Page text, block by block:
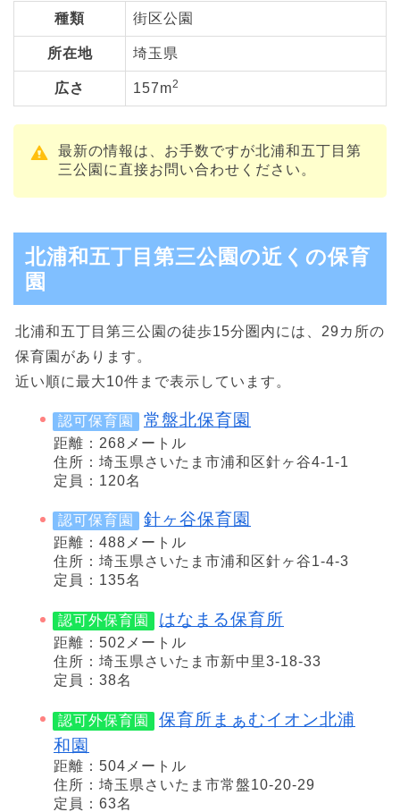
種類 街区公園
所在地 埼玉県
広さ 157m2
最新の情報は、お手数ですが北浦和五丁目第
三公園に直接お問い合わせください。
北浦和五丁目第三公園の近くの保育
園
北浦和五丁目第三公園の徒歩15分圏内には、29カ所の
保育園があります。
近い順に最大10件まで表示しています。
認可保育園 常盤北保育園
距離：268メートル
住所：埼玉県さいたま市浦和区針ヶ谷4-1-1
定員：120名
認可保育園 針ヶ谷保育園
距離：488メートル
住所：埼玉県さいたま市浦和区針ヶ谷1-4-3
定員：135名
認可外保育園 はなまる保育所
距離：502メートル
住所：埼玉県さいたま市新中里3-18-33
定員：38名
認可外保育園
保育所まぁむイオン北浦
和園
距離：504メートル
住所：埼玉県さいたま市常盤10-20-29
定員：63名